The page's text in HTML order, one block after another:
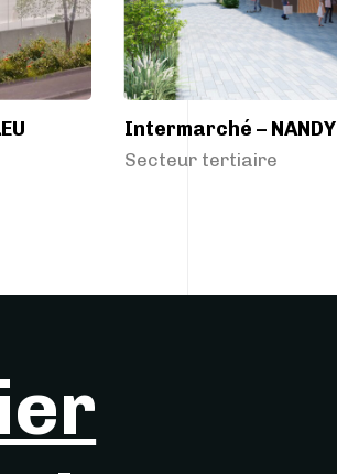
Intermarché – NANDY
Secteur tertiaire